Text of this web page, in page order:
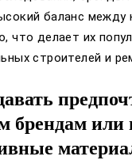
баланс между
что делает их
строителей и
брендам или